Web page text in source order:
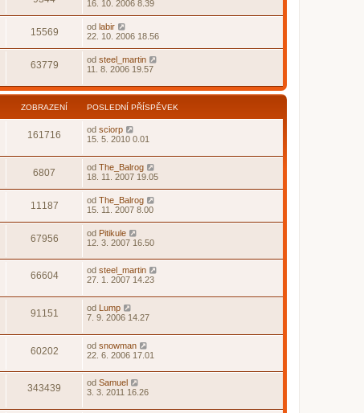
16. 10. 2006 8.39
15569 od labir
22. 10. 2006 18.56
63779 od steel_martin
11. 8. 2006 19.57
ZOBRAZENÍ POSLEDNÍ PŘÍSPĚVEK
161716 od sciorp
15. 5. 2010 0.01
6807 od The_Balrog
18. 11. 2007 19.05
11187 od The_Balrog
15. 11. 2007 8.00
67956 od Pitikule
12. 3. 2007 16.50
66604 od steel_martin
27. 1. 2007 14.23
91151 od Lump
7. 9. 2006 14.27
60202 od snowman
22. 6. 2006 17.01
343439 od Samuel
3. 3. 2011 16.26